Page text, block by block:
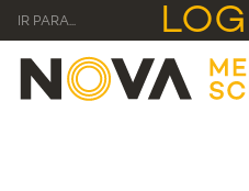
IR PARA...